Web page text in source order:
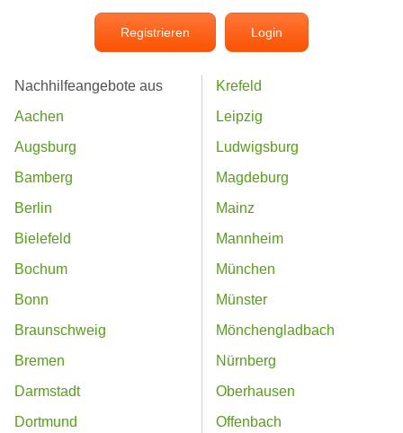
Registrieren Login
Nachhilfeangebote aus
Aachen
Augsburg
Bamberg
Berlin
Bielefeld
Bochum
Bonn
Braunschweig
Bremen
Darmstadt
Dortmund
Krefeld
Leipzig
Ludwigsburg
Magdeburg
Mainz
Mannheim
München
Münster
Mönchengladbach
Nürnberg
Oberhausen
Offenbach